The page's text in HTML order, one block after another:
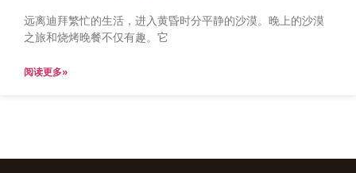
远离迪拜繁忙的生活，进入黄昏时分平静的沙漠。晚上的沙漠
之旅和烧烤晚餐不仅有趣。它
阅读更多»